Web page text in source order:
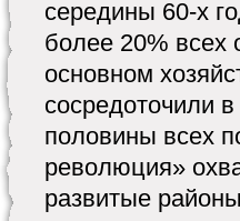
середины 60-х
более 20%
основном
сосредоточили
половины всех
революция»
развитые